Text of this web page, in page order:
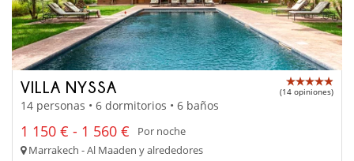
VILLA NYSSA (14 opiniones)
14 personas • 6 dormitorios • 6 baños
1 150 € - 1 560 €
Por noche
Marrakech - Al Maaden y alrededores